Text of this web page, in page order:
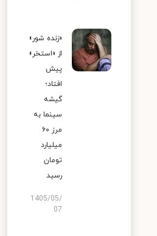
«زنده شور»
از «استخر»
پیش
افتاد؛
گیشه
سینما به
مرز ۶۰
میلیارد
تومان
رسید
1405/05/
07